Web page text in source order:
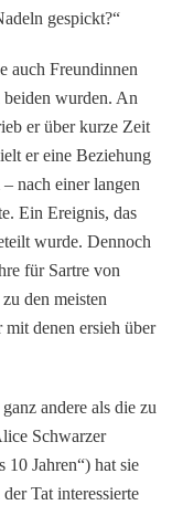
gespickt?“
auch Freundinnen
wurden. An
er über kurze Zeit
er eine Beziehung
nach einer langen
Ein Ereignis, das
wur­de. Dennoch
für Sartre von
den meisten
denen ersieh über
andere als die zu
Schwarzer
10 Jahren“) hat sie
Tat interes­sierte